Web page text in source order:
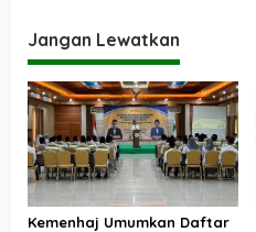
a
s
i
p
o
s
Jangan Lewatkan
Kemenhaj Umumkan Daftar